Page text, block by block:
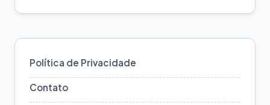
Política de Privacidade
Contato